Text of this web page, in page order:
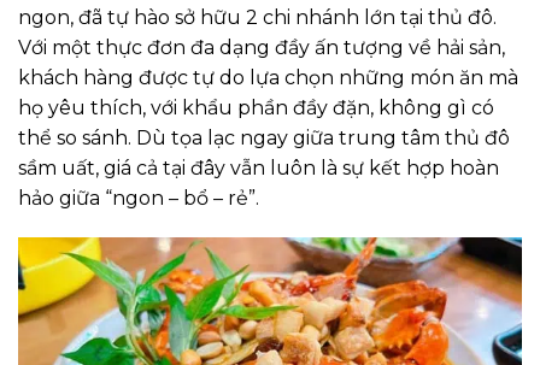
ngon, đã tự hào sở hữu 2 chi nhánh lớn tại thủ đô.
Với một thực đơn đa dạng đầy ấn tượng về hải sản,
khách hàng được tự do lựa chọn những món ăn mà
họ yêu thích, với khẩu phần đầy đặn, không gì có
thể so sánh. Dù tọa lạc ngay giữa trung tâm thủ đô
sầm uất, giá cả tại đây vẫn luôn là sự kết hợp hoàn
hảo giữa “ngon – bổ – rẻ”.